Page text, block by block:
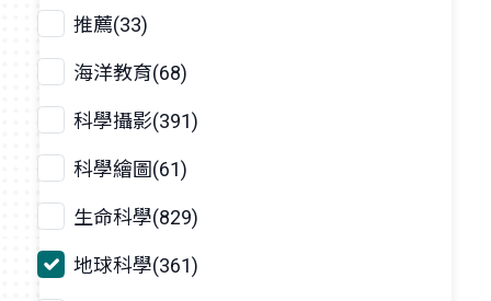
推薦(33)
海洋教育(68)
科學攝影(391)
科學繪圖(61)
生命科學(829)
地球科學(361)